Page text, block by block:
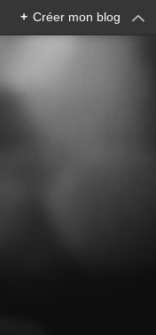
+ Créer mon blog